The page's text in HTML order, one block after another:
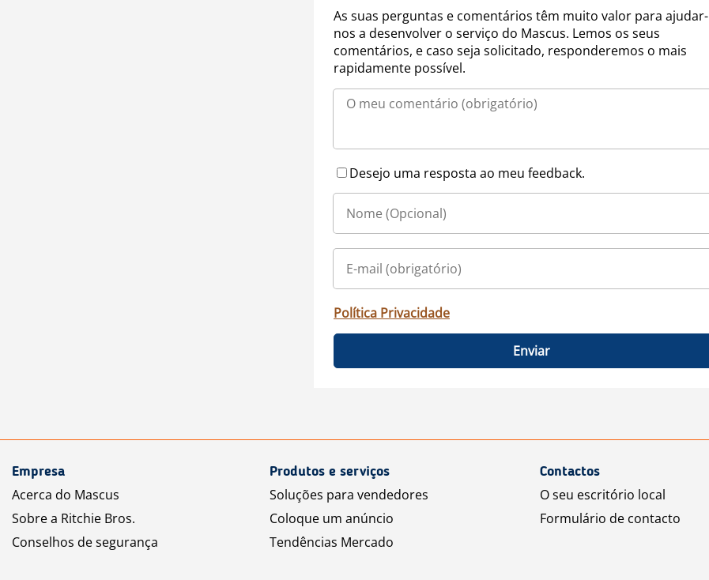
As suas perguntas e comentários têm muito valor para ajudar-
nos a desenvolver o serviço do Mascus. Lemos os seus
comentários, e caso seja solicitado, responderemos o mais
rapidamente possível.
Desejo uma resposta ao meu feedback.
Política Privacidade
Enviar
Empresa
Acerca do Mascus
Sobre a Ritchie Bros.
Conselhos de segurança
Produtos e serviços
Soluções para vendedores
Coloque um anúncio
Tendências Mercado
Contactos
O seu escritório local
Formulário de contacto